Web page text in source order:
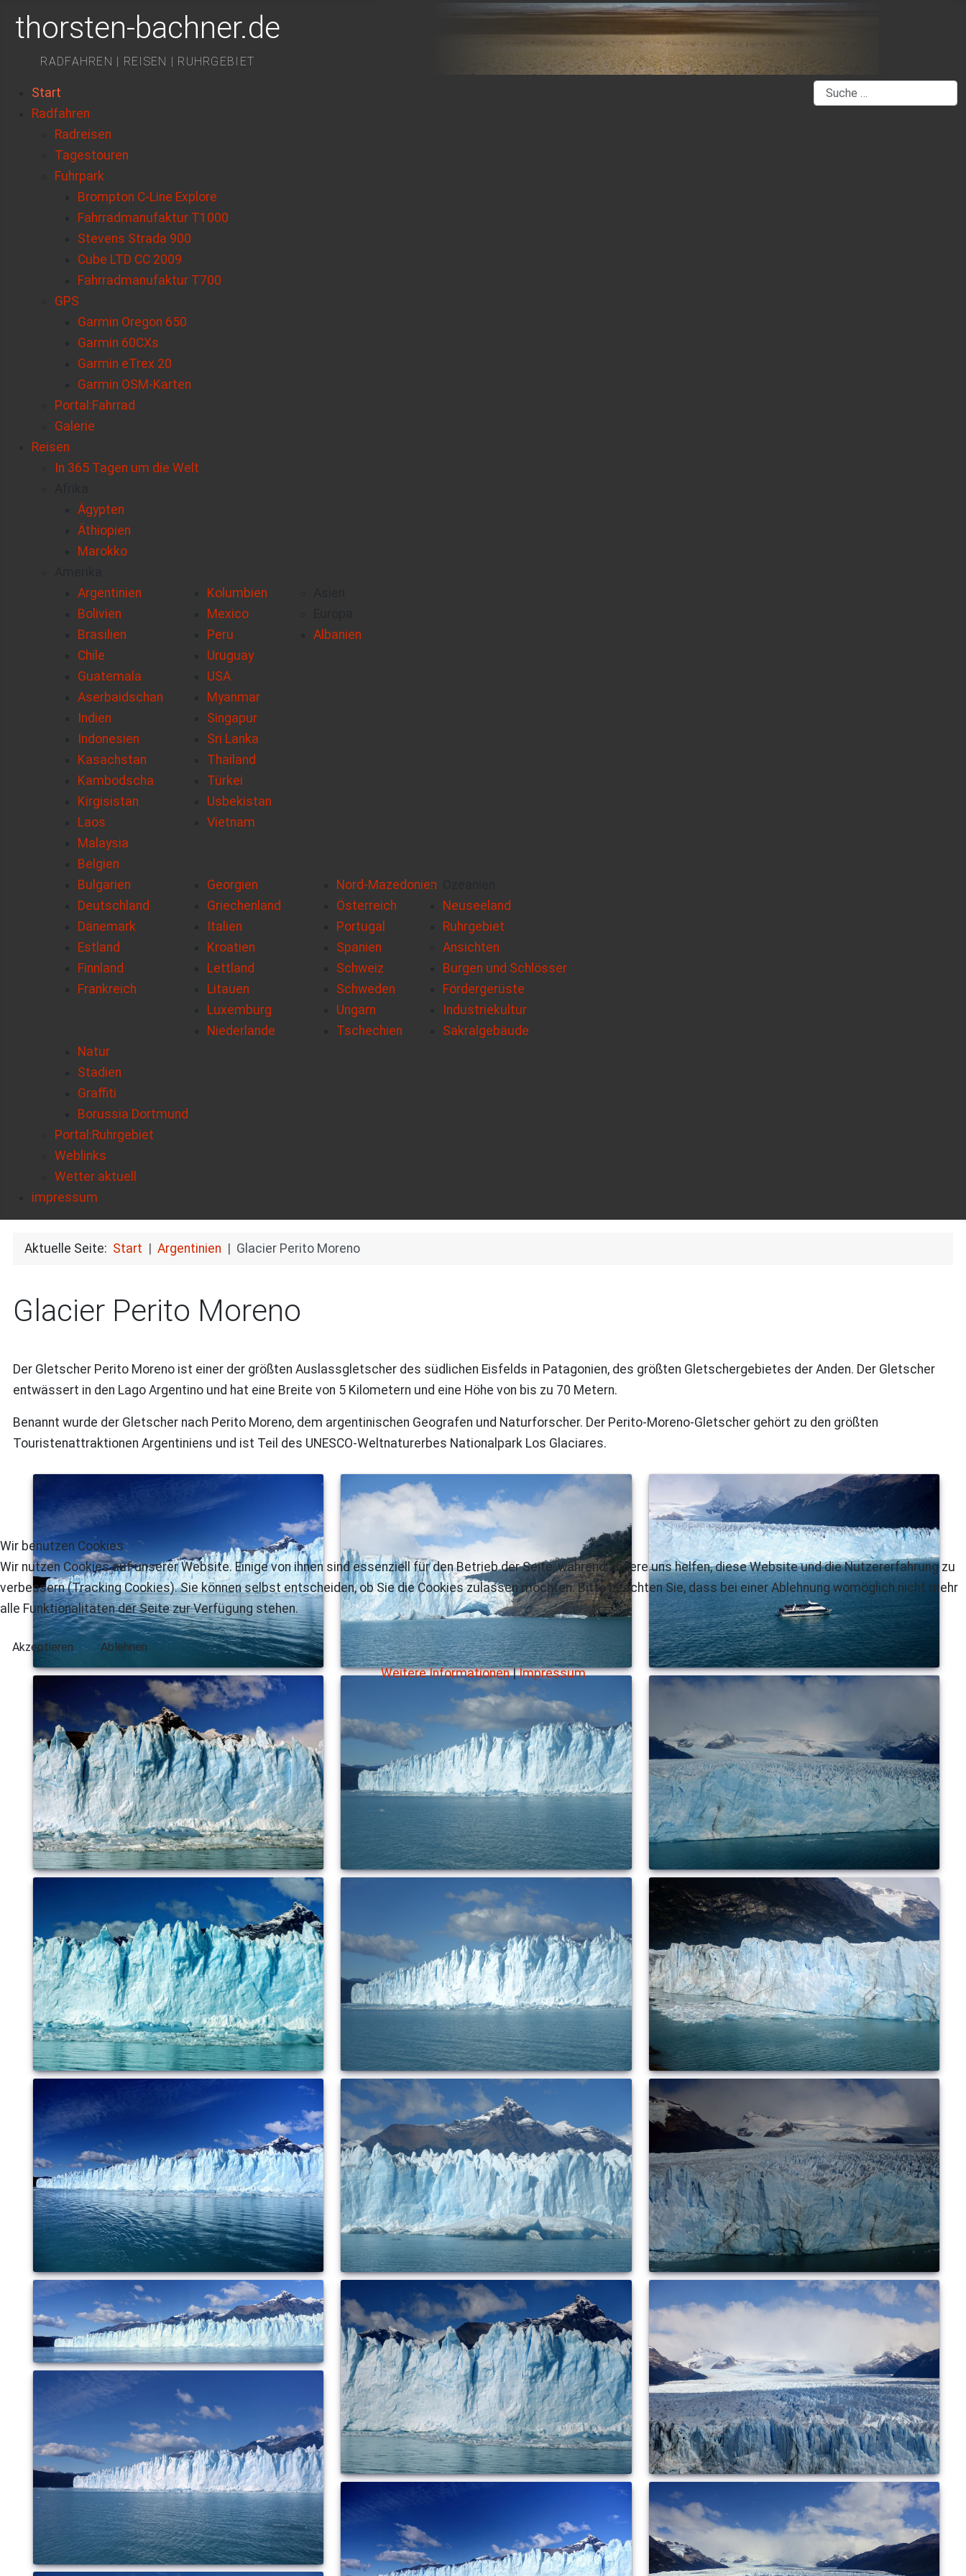
thorsten-bachner.de
RADFAHREN | REISEN | RUHRGEBIET
Start
Radfahren
Radreisen
Tagestouren
Fuhrpark
Brompton C-Line Explore
Fahrradmanufaktur T1000
Stevens Strada 900
Cube LTD CC 2009
Fahrradmanufaktur T700
GPS
Garmin Oregon 650
Garmin 60CXs
Garmin eTrex 20
Garmin OSM-Karten
Portal:Fahrrad
Galerie
Reisen
In 365 Tagen um die Welt
Ägypten
Äthiopien
Marokko
Argentinien
Bolivien
Brasilien
Chile
Guatemala
Kolumbien
Mexico
Peru
Uruguay
USA
Aserbaidschan
Indien
Indonesien
Kasachstan
Kambodscha
Kirgisistan
Laos
Malaysia
Myanmar
Singapur
Sri Lanka
Thailand
Türkei
Usbekistan
Vietnam
Albanien
Belgien
Bulgarien
Deutschland
Dänemark
Estland
Finnland
Frankreich
Georgien
Griechenland
Italien
Kroatien
Lettland
Litauen
Luxemburg
Niederlande
Nord-Mazedonien
Österreich
Portugal
Spanien
Schweiz
Schweden
Ungarn
Tschechien
Neuseeland
Ruhrgebiet
Ansichten
Burgen und Schlösser
Fördergerüste
Industriekultur
Sakralgebäude
Natur
Stadien
Graffiti
Borussia Dortmund
Portal:Ruhrgebiet
Weblinks
Wetter aktuell
impressum
Suchen
Aktuelle Seite: Start Argentinien Glacier Perito Moreno
Glacier Perito Moreno
Der Gletscher Perito Moreno ist einer der größten Auslassgletscher des südlichen Eisfelds in Patagonien, des größten Gletschergebietes der Anden. Der Gletscher
entwässert in den Lago Argentino und hat eine Breite von 5 Kilometern und eine Höhe von bis zu 70 Metern.
Benannt wurde der Gletscher nach Perito Moreno, dem argentinischen Geografen und Naturforscher. Der Perito-Moreno-Gletscher gehört zu den größten
Touristenattraktionen Argentiniens und ist Teil des UNESCO-Weltnaturerbes Nationalpark Los Glaciares.
Wir benutzen Cookies
Wir nutzen Cookies auf unserer Website. Einige von ihnen sind essenziell für den Betrieb der Seite, während andere uns helfen, diese Website und die Nutzererfahrung zu
verbessern (Tracking Cookies). Sie können selbst entscheiden, ob Sie die Cookies zulassen möchten. Bitte beachten Sie, dass bei einer Ablehnung womöglich nicht mehr
alle Funktionalitäten der Seite zur Verfügung stehen.
Akzeptieren Ablehnen
Weitere Informationen|Impressum